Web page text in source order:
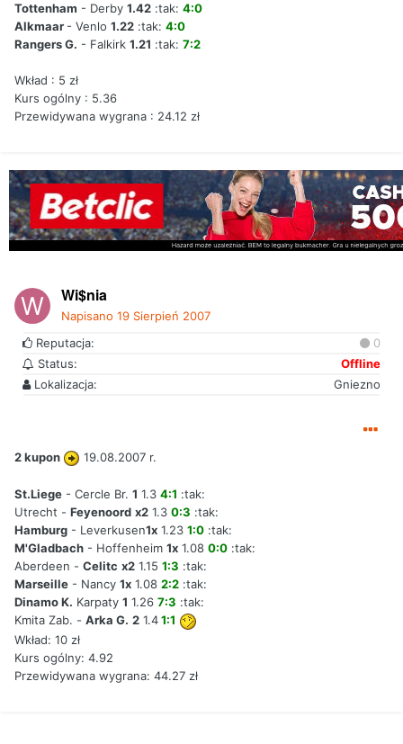
Tottenham - Derby 1.42 :tak: 4:0
Alkmaar - Venlo 1.22 :tak: 4:0
Rangers G. - Falkirk 1.21 :tak: 7:2
Wkład : 5 zł
Kurs ogólny : 5.36
Przewidywana wygrana : 24.12 zł
Wi$nia
Napisano 19 Sierpień 2007
Reputacja:
0
Status:
Offline
Lokalizacja:
Gniezno
2 kupon 19.08.2007 r.
St.Liege - Cercle Br. 1 1.3 4:1 :tak:
Utrecht - Feyenoord x2 1.3 0:3 :tak:
Hamburg - Leverkusen1x 1.23 1:0 :tak:
M'Gladbach - Hoffenheim 1x 1.08 0:0 :tak:
Aberdeen - Celitc x2 1.15 1:3 :tak:
Marseille - Nancy 1x 1.08 2:2 :tak:
Dinamo K. Karpaty 1 1.26 7:3 :tak:
Kmita Zab. - Arka G. 2 1.41:1
Wkład: 10 zł
Kurs ogólny: 4.92
Przewidywana wygrana: 44.27 zł